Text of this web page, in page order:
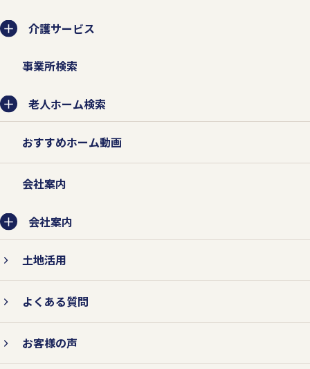
介護サービス
事業所検索
老人ホーム検索
おすすめホーム動画
会社案内
会社案内
土地活用
よくある質問
お客様の声